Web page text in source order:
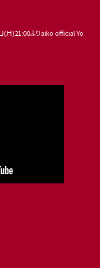
(月)21:00よりaiko official Yo